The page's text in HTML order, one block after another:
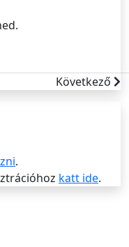
Következő
.
katt ide.